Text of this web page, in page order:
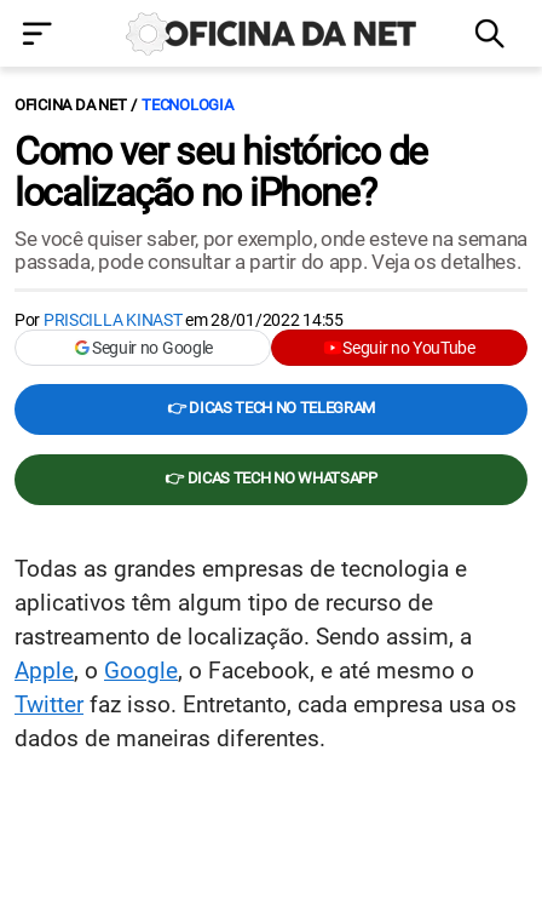
OFICINA DA NET TECNOLOGIA
Como ver seu histórico de
localização no iPhone?
Se você quiser saber, por exemplo, onde esteve na semana
passada, pode consultar a partir do app. Veja os detalhes.
Por PRISCILLA KINASTem28/01/2022 14:55
Seguir no Google
Seguir no YouTube
👉 DICAS TECH NO TELEGRAM
👉 DICAS TECH NO WHATSAPP
Todas as grandes empresas de tecnologia e
aplicativos têm algum tipo de recurso de
rastreamento de localização. Sendo assim, a
Apple, o Google, o Facebook, e até mesmo o
Twitterfaz isso. Entretanto, cada empresa usa os
dados de maneiras diferentes.